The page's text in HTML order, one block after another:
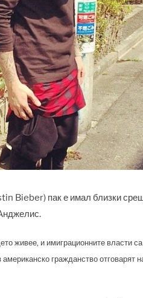
Bieber) пак е имал близки
живее, и имиграционните власти
гражданство отговарят